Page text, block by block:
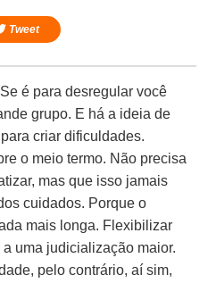
Tweet
é para desregular você
grupo. E há a ideia de
criar dificuldades.
o meio termo. Não precisa
mas que isso jamais
cuidados. Porque o
mais longa. Flexibilizar
uma judicialização maior.
pelo contrário, aí sim,